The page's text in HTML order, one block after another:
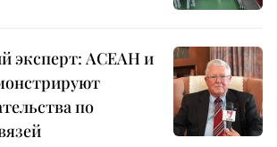
эксперт: АСЕАН и
по